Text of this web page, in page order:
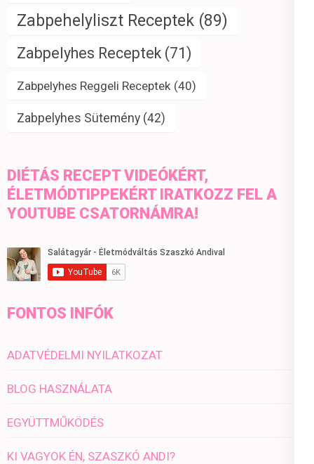
Zabpehelyliszt Receptek (89)
Zabpelyhes Receptek (71)
Zabpelyhes Reggeli Receptek (40)
Zabpelyhes Sütemény (42)
DIÉTÁS RECEPT VIDEÓKÉRT,
ÉLETMÓDTIPPEKÉRT IRATKOZZ FEL A
YOUTUBE CSATORNÁMRA!
FONTOS INFÓK
ADATVÉDELMI NYILATKOZAT
BLOG HASZNÁLATA
EGYÜTTMŰKÖDÉS
KI VAGYOK ÉN, SZASZKÓ ANDI?